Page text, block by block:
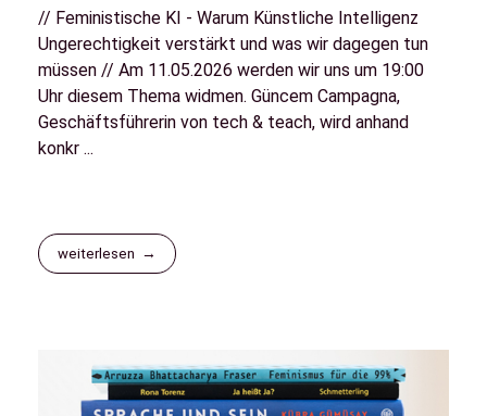
// Feministische KI - Warum Künstliche Intelligenz
Ungerechtigkeit verstärkt und was wir dagegen tun
müssen // Am 11.05.2026 werden wir uns um 19:00
Uhr diesem Thema widmen. Güncem Campagna,
Geschäftsführerin von tech & teach, wird anhand
konkr ...
weiterlesen